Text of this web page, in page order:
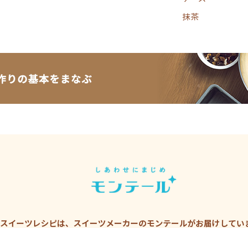
抹茶
スイーツレシピは、スイーツメーカーのモンテールがお届けしてい